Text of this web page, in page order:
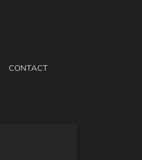
CONTACT